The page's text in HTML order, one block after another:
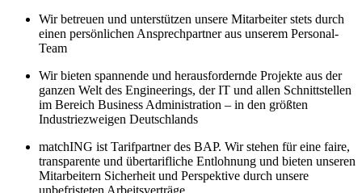
Wir betreuen und unterstützen unsere Mitarbeiter stets durch
einen persönlichen Ansprechpartner aus unserem Personal-
Team
Wir bieten spannende und herausfordernde Projekte aus der
ganzen Welt des Engineerings, der IT und allen Schnittstellen
im Bereich Business Administration – in den größten
Industriezweigen Deutschlands
matchING ist Tarifpartner des BAP. Wir stehen für eine faire,
transparente und übertarifliche Entlohnung und bieten unseren
Mitarbeitern Sicherheit und Perspektive durch unsere